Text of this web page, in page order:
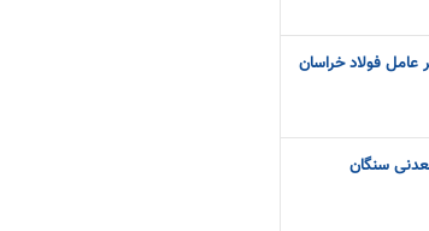
فولاد خراسان
سنگان